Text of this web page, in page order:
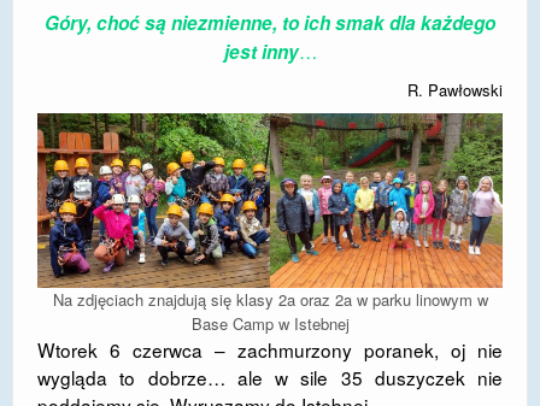
DLA RODZICÓW I UCZNIÓW
GALERIA
SPORT
DOSTĘPNOŚĆ
POLITYKA PRYWATNOŚCI
EGZAMIN ÓSMOKLASISTY
Góry, choć są niezmienne, to ich smak dla każdego
jest inny…
R. Pawłowski
Na zdjęciach znajdują się klasy 2a oraz 2a w parku linowym w
Base Camp w Istebnej
Wtorek 6 czerwca – zachmurzony poranek, oj nie
wygląda to dobrze… ale w sile 35 duszyczek nie